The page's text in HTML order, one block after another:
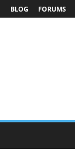
BLOG FORUMS